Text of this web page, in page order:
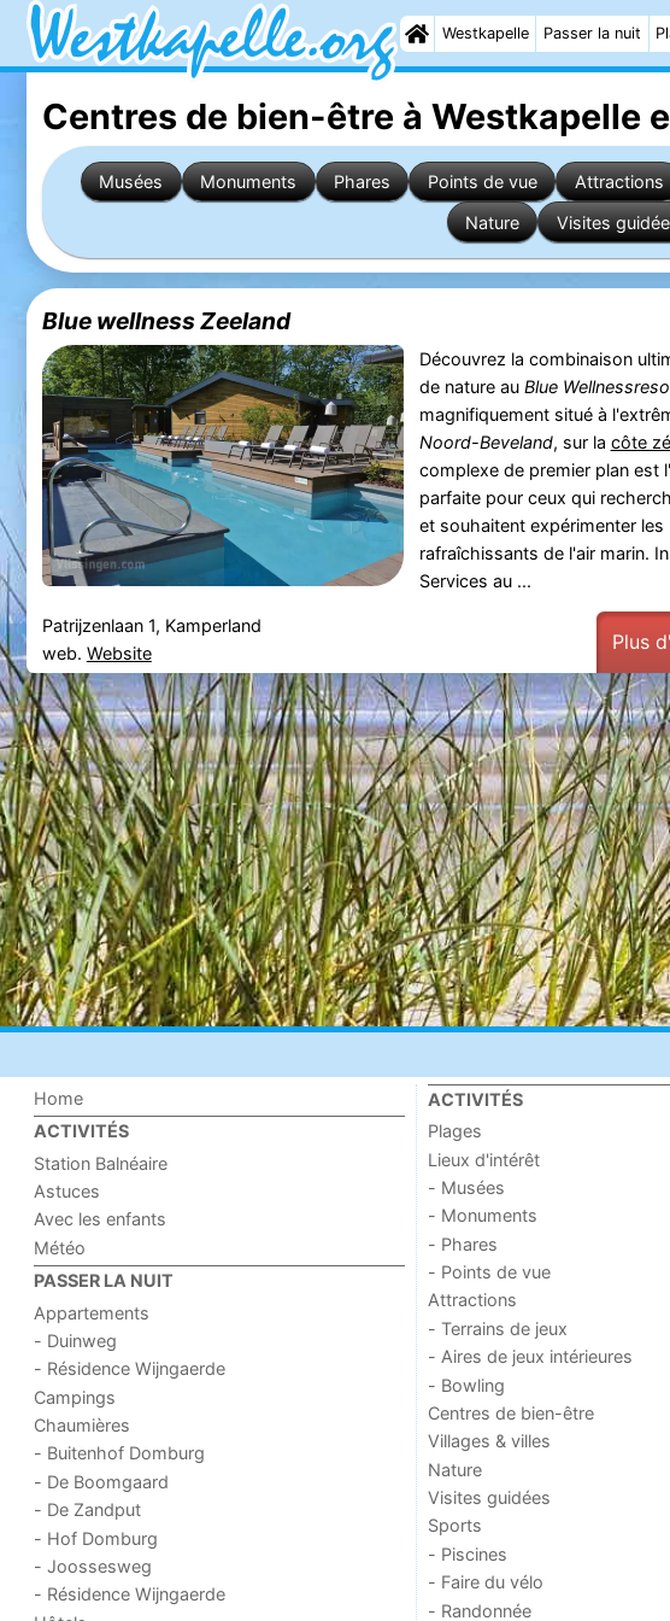
Westkapelle Passer la nuit
Centres de bien-être à Westkapelle
Musées Monuments Phares Points de vue Attractions
Nature
Visites
Blue wellness Zeeland
Découvrez la combinaison
de nature au Blue
magnifiquement situé à
Noord-Beveland, sur la côte
complexe de premier plan est
parfaite pour ceux qui
et souhaitent expérimenter les
rafraîchissants de l'air marin.
Services au ...
Patrijzenlaan 1, Kamperland
web. Website Plus
Home
ACTIVITÉS
Station Balnéaire
Astuces
Avec les enfants
Météo
PASSER LA NUIT
Appartements
- Duinweg
- Résidence Wijngaerde
Campings
Chaumières
- Buitenhof Domburg
- De Boomgaard
- De Zandput
- Hof Domburg
- Joossesweg
- Résidence Wijngaerde
ACTIVITÉS
Plages
Lieux d'intérêt
- Musées
- Monuments
- Phares
- Points de vue
Attractions
- Terrains de jeux
- Aires de jeux intérieures
- Bowling
Centres de bien-être
Villages & villes
Nature
Visites guidées
Sports
- Piscines
- Faire du vélo
- Randonnée